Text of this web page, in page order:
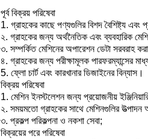
পূর্ব বিক্রয় পরিষেবা
1. গ্রাহকের কাছে পণ্যগুলির বিশদ বৈশিষ্ট্য
২. গ্রাহকের জন্য অর্থনৈতিক এবং ব্যবহারিক
৩. সম্পর্কিত মেশিনের অপারেশন ডেটা সরবরাহ
৪. গ্রাহকের জন্য পরীক্ষামূলক পারফরম্যান্সের
5. ফ্লো চার্ট এবং কারখানার ডিজাইনের বিন্যাস।
বিক্রয় পরিষেবা
1. মেশিন ইনস্টলেশন জন্য প্রয়োজনীয়
২. সময়মতো গ্রাহকের সাথে মেশিনগুলির
৩. প্রকল্প পরিকল্পনা ও নকশা সেবা;
বিক্রয়ের পরে পরিষেবা